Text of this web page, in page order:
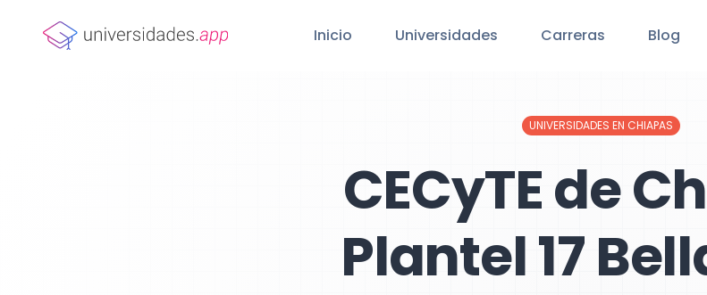
Inicio Universidades Carreras Blog
UNIVERSIDADES EN CHIAPAS
CECyTE de
Plantel 17